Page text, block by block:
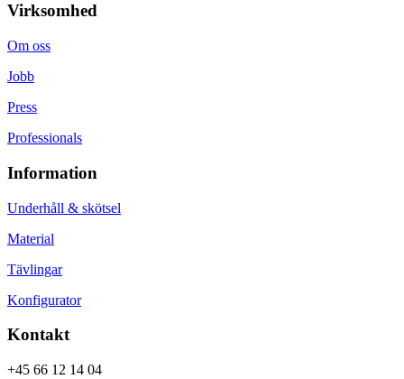
Virksomhed
Om oss
Jobb
Press
Professionals
Information
Underhåll & skötsel
Material
Tävlingar
Konfigurator
Kontakt
+45 66 12 14 04